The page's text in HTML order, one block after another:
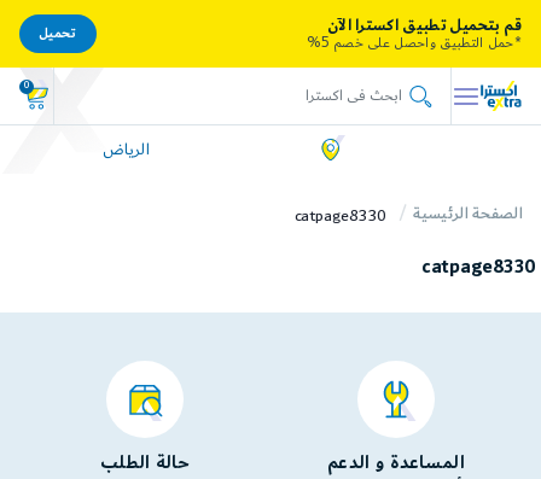
0
الرياض
الصفحة الرئيسية catpage8330
catpage8330
المساعدة و الدعم
حالة الطلب
قم بتحميل تطبيق اكسترا الآن
*حمل التطبيق واحصل على خصم 5%
تحميل